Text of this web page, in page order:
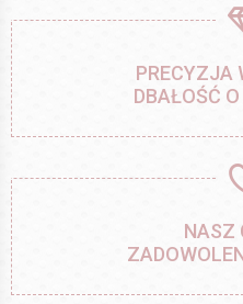
PRECYZJA
DBAŁOŚĆ
NASZ